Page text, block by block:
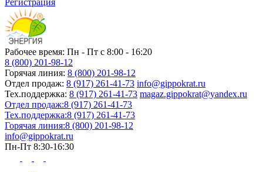
Регистрация
Рабочее время: Пн - Пт с 8:00 - 16:20
8 (800) 201-98-12
Горячая линия: 8 (800) 201-98-12
Отдел продаж: 8 (917) 261-41-73 info@gippokrat.ru
Тех.поддержка: 8 (917) 261-41-73 magaz.gippokrat@yandex.ru
Отдел продаж:8 (917) 261-41-73
Тех.поддержка:8 (917) 261-41-73
Горячая линия:8 (800) 201-98-12
info@gippokrat.ru
Пн-Пт 8:30-16:30